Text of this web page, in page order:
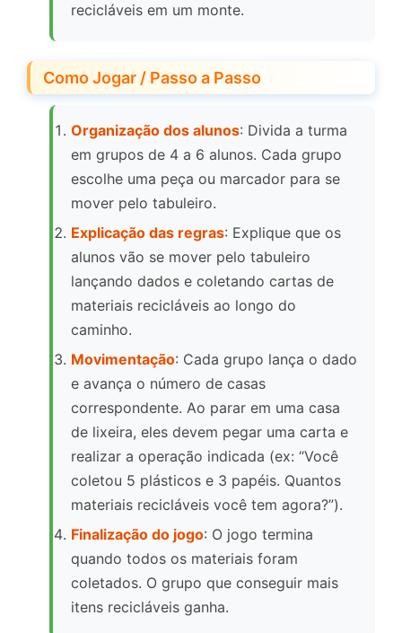
recicláveis em um monte.
Como Jogar / Passo a Passo
Organização dos alunos: Divida a turma
em grupos de 4 a 6 alunos. Cada grupo
escolhe uma peça ou marcador para se
mover pelo tabuleiro.
Explicação das regras: Explique que os
alunos vão se mover pelo tabuleiro
lançando dados e coletando cartas de
materiais recicláveis ao longo do
caminho.
Movimentação: Cada grupo lança o dado
e avança o número de casas
correspondente. Ao parar em uma casa
de lixeira, eles devem pegar uma carta e
realizar a operação indicada (ex: “Você
coletou 5 plásticos e 3 papéis. Quantos
materiais recicláveis você tem agora?”).
Finalização do jogo: O jogo termina
quando todos os materiais foram
coletados. O grupo que conseguir mais
itens recicláveis ganha.